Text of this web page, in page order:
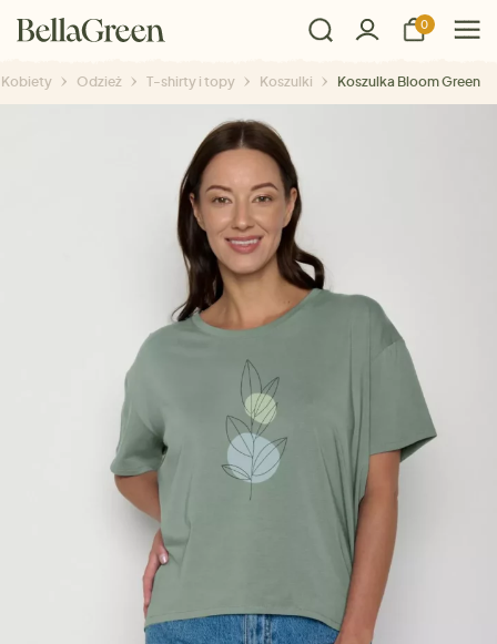
0
Kobiety Odzież T-shirty i topy Koszulki Koszulka Bloom Green